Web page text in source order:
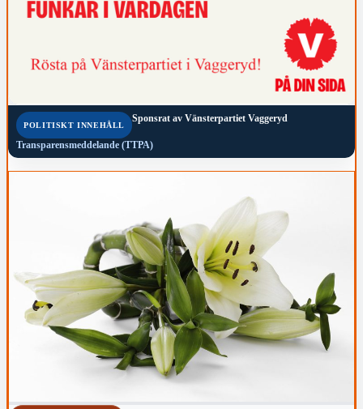
POLITISKT INNEHÅLL
Sponsrat av Vänsterpartiet Vaggeryd
Transparensmeddelande (TTPA)